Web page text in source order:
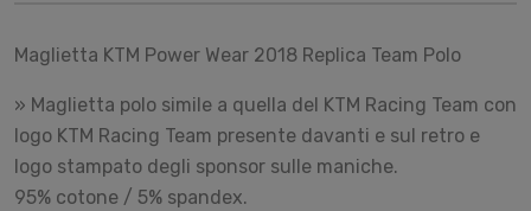
Maglietta KTM Power Wear 2018 Replica Team Polo
» Maglietta polo simile a quella del KTM Racing Team con
logo KTM Racing Team presente davanti e sul retro e
logo stampato degli sponsor sulle maniche.
95% cotone / 5% spandex.